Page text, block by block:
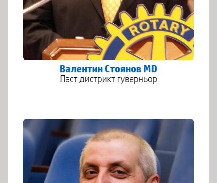
Валентин Стоянов MD
Паст дистрикт гуверньор